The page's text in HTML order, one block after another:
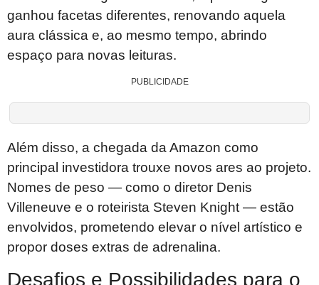
ganhou facetas diferentes, renovando aquela
aura clássica e, ao mesmo tempo, abrindo
espaço para novas leituras.
PUBLICIDADE
Além disso, a chegada da Amazon como
principal investidora trouxe novos ares ao projeto.
Nomes de peso — como o diretor Denis
Villeneuve e o roteirista Steven Knight — estão
envolvidos, prometendo elevar o nível artístico e
propor doses extras de adrenalina.
Desafios e Possibilidades para o